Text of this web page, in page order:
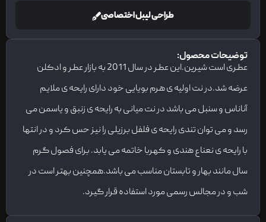
طراحی لیبل اختصاصی
توضیحات محصول:
عطری است شیرین.این عطر در سال 2011 به بازار عطر و ادکلن
عرضه شد.در نت اولیه ی هرم بویایی خود دارای رایحه ی ملایم
آناناس و سنبل می باشد در نت میانی به رایحه ی زنبق و یاسمن می
رسد و می توان تندی رایحه ی فلفل برزیلی را نیز حس کرد و در انتها
با رایحه ی نعناع هندی و کهربا خاتمه می یابد. برای فصول گرم
سال مانند بهار و تابستان مناسب می باشد.همچنین بهتر است در
شب و در مجالس رسمی مورد استفاده قرار گیرد.